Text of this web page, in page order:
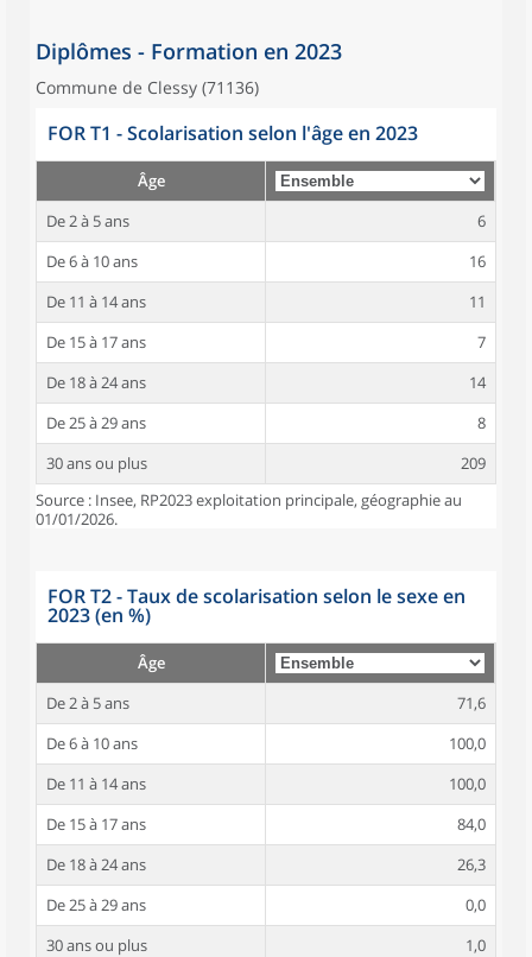
Diplômes - Formation en 2023
Commune de Clessy (71136)
FOR T1 - Scolarisation selon l'âge en 2023
Âge
De 2 à 5 ans
6
De 6 à 10 ans
16
De 11 à 14 ans
11
De 15 à 17 ans
7
De 18 à 24 ans
14
De 25 à 29 ans
8
30 ans ou plus
209
Source : Insee, RP2023 exploitation principale, géographie au
01/01/2026.
FOR T2 - Taux de scolarisation selon le sexe en
2023 (en %)
Âge
De 2 à 5 ans
71,6
De 6 à 10 ans
100,0
De 11 à 14 ans
100,0
De 15 à 17 ans
84,0
De 18 à 24 ans
26,3
De 25 à 29 ans
0,0
30 ans ou plus
1,0